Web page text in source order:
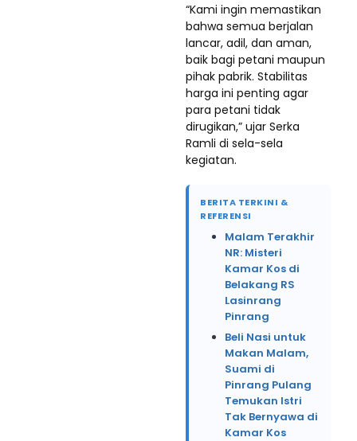
“Kami ingin memastikan
bahwa semua berjalan
lancar, adil, dan aman,
baik bagi petani maupun
pihak pabrik. Stabilitas
harga ini penting agar
para petani tidak
dirugikan,” ujar Serka
Ramli di sela-sela
kegiatan.
BERITA TERKINI &
REFERENSI
Malam Terakhir
NR: Misteri
Kamar Kos di
Belakang RS
Lasinrang
Pinrang
Beli Nasi untuk
Makan Malam,
Suami di
Pinrang Pulang
Temukan Istri
Tak Bernyawa di
Kamar Kos